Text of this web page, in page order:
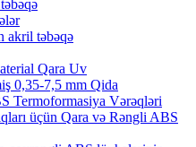
akril təbəqə
Qara Uv
0,35-7,5 mm Qida
Termoformasiya Vərəqləri
üçün Qara və Rəngli ABS